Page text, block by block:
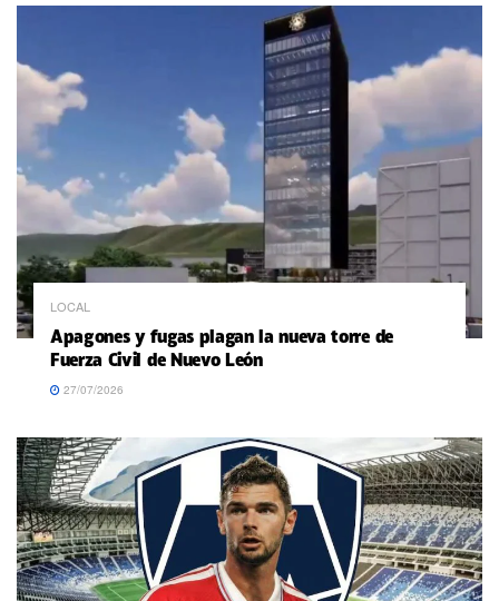
LOCAL
Apagones y fugas plagan la nueva torre de
Fuerza Civil de Nuevo León
27/07/2026